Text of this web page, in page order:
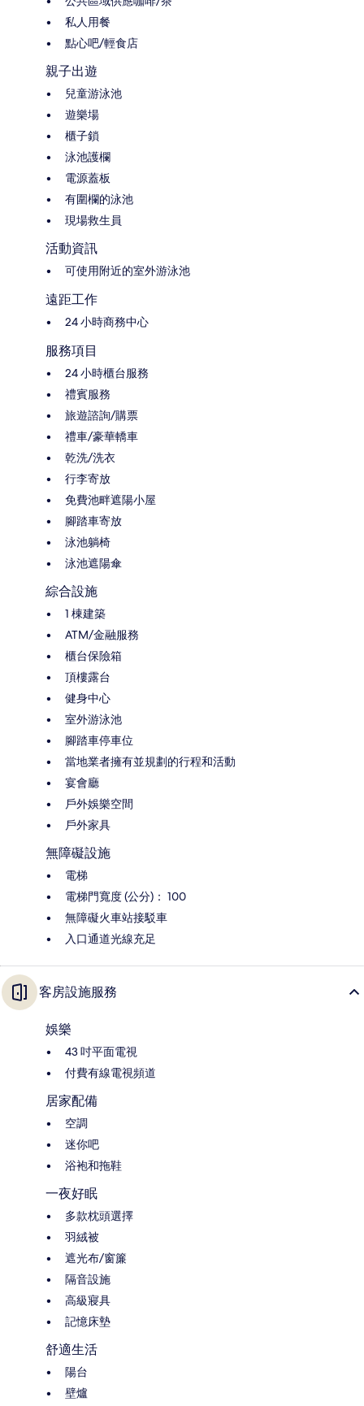
私人用餐
點心吧/輕食店
親子出遊
兒童游泳池
遊樂場
櫃子鎖
泳池護欄
電源蓋板
有圍欄的泳池
現場救生員
活動資訊
可使用附近的室外游泳池
遠距工作
24 小時商務中心
服務項目
24 小時櫃台服務
禮賓服務
旅遊諮詢/購票
禮車/豪華轎車
乾洗/洗衣
行李寄放
免費池畔遮陽小屋
腳踏車寄放
泳池躺椅
泳池遮陽傘
綜合設施
1 棟建築
ATM/金融服務
櫃台保險箱
頂樓露台
健身中心
室外游泳池
腳踏車停車位
當地業者擁有並規劃的行程和活動
宴會廳
戶外娛樂空間
戶外家具
無障礙設施
電梯
電梯門寬度 (公分)： 100
無障礙火車站接駁車
入口通道光線充足
客房設施服務
娛樂
43 吋平面電視
付費有線電視頻道
居家配備
空調
迷你吧
浴袍和拖鞋
一夜好眠
多款枕頭選擇
羽絨被
遮光布/窗簾
隔音設施
高級寢具
記憶床墊
舒適生活
陽台
壁爐